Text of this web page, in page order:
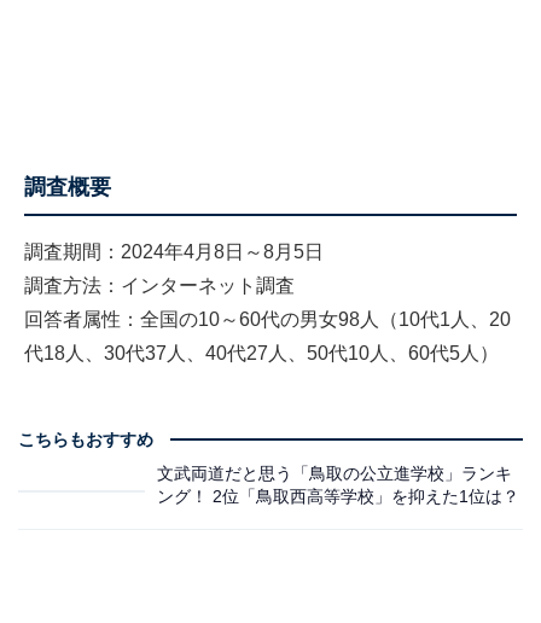
調査概要
調査期間：2024年4月8日～8月5日
調査方法：インターネット調査
回答者属性：全国の10～60代の男女98人（10代1人、20
代18人、30代37人、40代27人、50代10人、60代5人）
こちらもおすすめ
文武両道だと思う「鳥取の公立進学校」ランキ
ング！ 2位「鳥取西高等学校」を抑えた1位は？